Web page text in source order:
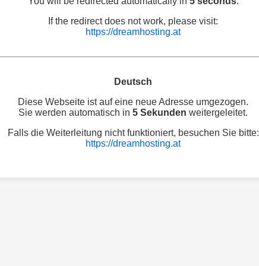
If the redirect does not work, please visit:
https://dreamhosting.at
Deutsch
Diese Webseite ist auf eine neue Adresse umgezogen.
Sie werden automatisch in 5 Sekunden weitergeleitet.
Falls die Weiterleitung nicht funktioniert, besuchen Sie bitte:
https://dreamhosting.at